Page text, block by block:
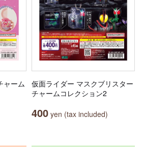
ャーム
仮面ライダー マスクブリスター
チャームコレクション2
400 yen (tax included)